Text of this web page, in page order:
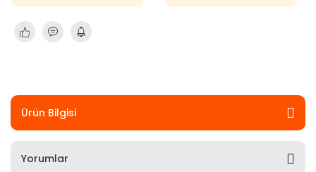
Ürün Bilgisi
Yorumlar